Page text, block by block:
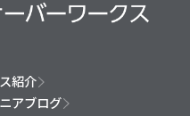
紹介
アブログ